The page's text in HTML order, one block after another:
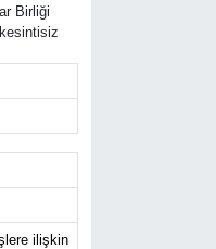
Birliği
ilişkin